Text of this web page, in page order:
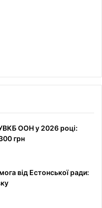
ООН у 2026 році:
грн
від Естонської ради: